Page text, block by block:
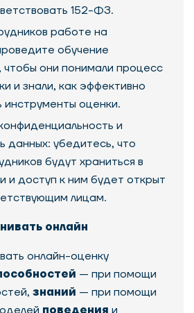
152-ФЗ.
работе на
обучение
чтобы они понимали процесс
и знали, как эффективно
инструменты оценки.
и
данных: убедитесь, что
будут храниться в
и доступ к ним будет открыт
лицам.
онлайн
онлайн-оценку
— при помощи
знаний — при помощи
поведения и